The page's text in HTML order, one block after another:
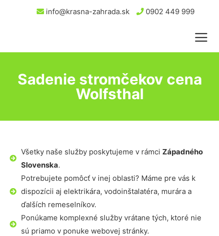
info@krasna-zahrada.sk 0902 449 999
Sadenie stromčekov cena
Wolfsthal
Všetky naše služby poskytujeme v rámci Západného
Slovenska.
Potrebujete pomôcť v inej oblasti? Máme pre vás k
dispozícii aj elektrikára, vodoinštalatéra, murára a
ďalších remeselníkov.
Ponúkame komplexné služby vrátane tých, ktoré nie
sú priamo v ponuke webovej stránky.